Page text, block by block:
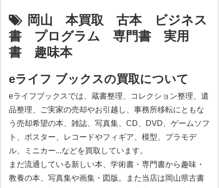
岡山 本買取 古本 ビジネス
書 プログラム 専門書 実用
書 趣味本
eライフ ブックスの買取について
eライフブックスでは、蔵書整理、コレクション整理、遺
品整理、ご実家の売却やお引越し、事務所移転にともな
う売却希望の本、雑誌、写真集、CD、DVD、ゲームソフ
ト、ポスター、レコードやフィギア、模型、プラモデ
ル、ミニカー...などを買取しています。
まだ流通している新しい本、学術書・専門書から趣味・
教養の本、写真集や画集・図版。また当店は岡山県古書